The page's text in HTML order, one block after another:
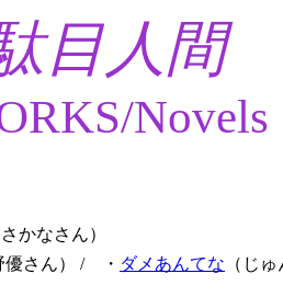
目人間
Novels
さかなさん）
優さん） / ・ ダメあんてな （じ